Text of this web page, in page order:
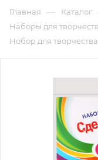
Главная — Каталог
Наборы для
Нобор для